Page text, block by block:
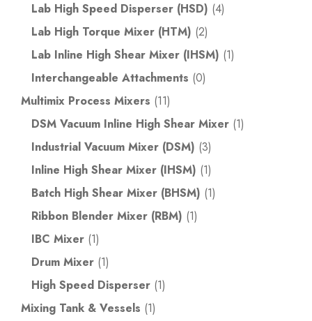
Lab High Speed Disperser (HSD) (4)
Lab High Torque Mixer (HTM) (2)
Lab Inline High Shear Mixer (IHSM) (1)
Interchangeable Attachments (0)
Multimix Process Mixers (11)
DSM Vacuum Inline High Shear Mixer (1)
Industrial Vacuum Mixer (DSM) (3)
Inline High Shear Mixer (IHSM) (1)
Batch High Shear Mixer (BHSM) (1)
Ribbon Blender Mixer (RBM) (1)
IBC Mixer (1)
Drum Mixer (1)
High Speed Disperser (1)
Mixing Tank & Vessels (1)